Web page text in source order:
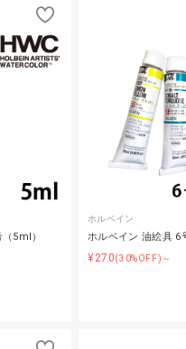
5ml）
ホルベイン
ホルベイン 油絵具 6
¥270(30%OFF)～